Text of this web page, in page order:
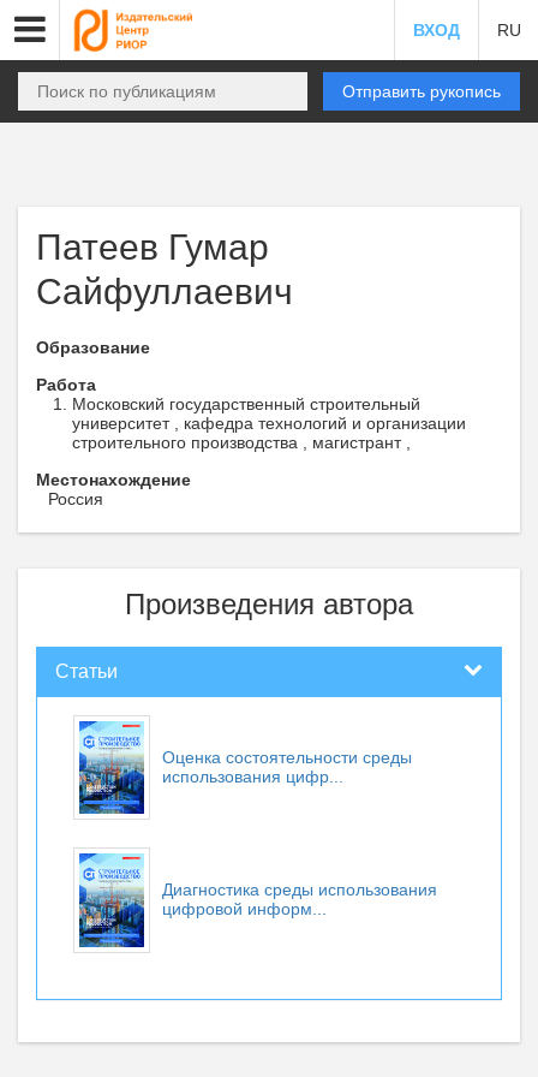
ВХОД RU
Отправить рукопись
Патеев Гумар
Сайфуллаевич
Образование
Работа
Московский государственный строительный
университет , кафедра технологий и организации
строительного производства , магистрант ,
Местонахождение
Россия
Произведения автора
Статьи
Оценка состоятельности среды
использования цифр...
Диагностика среды использования
цифровой информ...